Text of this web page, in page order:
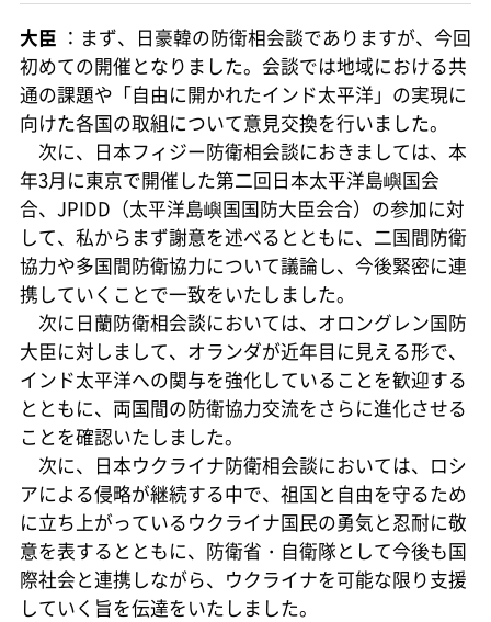
大臣 ：まず、日豪韓の防衛相会談でありますが、今回
初めての開催となりました。会談では地域における共
通の課題や「自由に開かれたインド太平洋」の実現に
向けた各国の取組について意見交換を行いました。
次に、日本フィジー防衛相会談におきましては、本
年3月に東京で開催した第二回日本太平洋島嶼国会
合、JPIDD（太平洋島嶼国国防大臣会合）の参加に対
して、私からまず謝意を述べるとともに、二国間防衛
協力や多国間防衛協力について議論し、今後緊密に連
携していくことで一致をいたしました。
次に日蘭防衛相会談においては、オロングレン国防
大臣に対しまして、オランダが近年目に見える形で、
インド太平洋への関与を強化していることを歓迎する
とともに、両国間の防衛協力交流をさらに進化させる
ことを確認いたしました。
次に、日本ウクライナ防衛相会談においては、ロシ
アによる侵略が継続する中で、祖国と自由を守るため
に立ち上がっているウクライナ国民の勇気と忍耐に敬
意を表するとともに、防衛省・自衛隊として今後も国
際社会と連携しながら、ウクライナを可能な限り支援
していく旨を伝達をいたしました。